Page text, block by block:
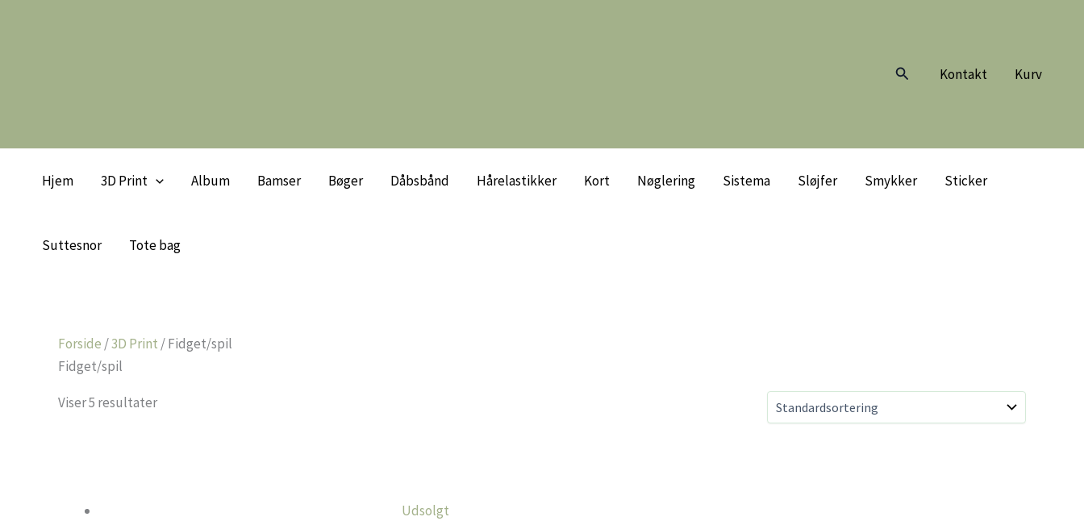
Søg Kontakt Kurv
Hjem 3D Print Album Bamser Bøger Dåbsbånd Hårelastikker Kort Nøglering Sistema Sløjfer Smykker Sticker
Suttesnor Tote bag
Forside /3D Print / Fidget/spil
Fidget/spil
Viser 5 resultater
Udsolgt